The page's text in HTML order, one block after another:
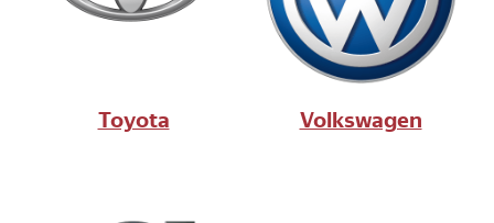
Toyota Volkswagen